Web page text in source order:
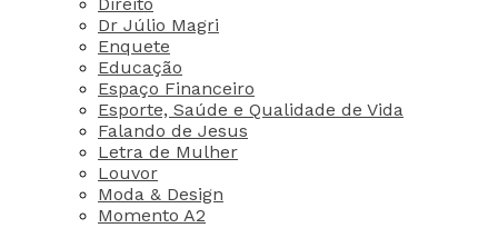
Dr Júlio Magri
Enquete
Educação
Espaço Financeiro
Esporte, Saúde e Qualidade de Vida
Falando de Jesus
Letra de Mulher
Louvor
Moda & Design
Momento A2